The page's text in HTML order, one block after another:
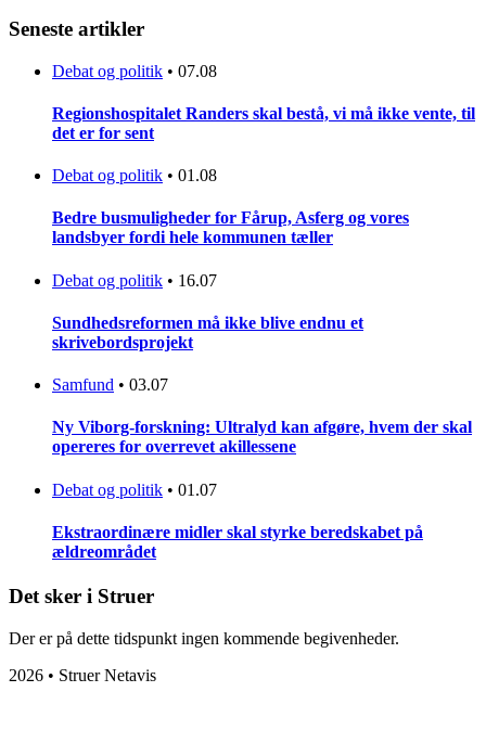
Seneste artikler
Debat og politik • 07.08
Regionshospitalet Randers skal bestå, vi må ikke vente, til
det er for sent
Debat og politik • 01.08
Bedre busmuligheder for Fårup, Asferg og vores
landsbyer fordi hele kommunen tæller
Debat og politik • 16.07
Sundhedsreformen må ikke blive endnu et
skrivebordsprojekt
Samfund • 03.07
Ny Viborg-forskning: Ultralyd kan afgøre, hvem der skal
opereres for overrevet akillessene
Debat og politik • 01.07
Ekstraordinære midler skal styrke beredskabet på
ældreområdet
Det sker i Struer
Der er på dette tidspunkt ingen kommende begivenheder.
2026 • Struer Netavis